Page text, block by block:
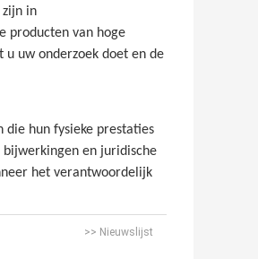
zijn in
producten van hoge
uw onderzoek doet en de
die hun fysieke prestaties
en juridische
het verantwoordelijk
>> Nieuwslijst